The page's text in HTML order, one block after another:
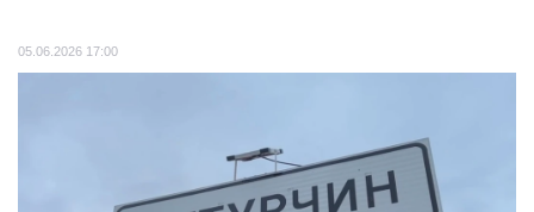
05.06.2026 17:00